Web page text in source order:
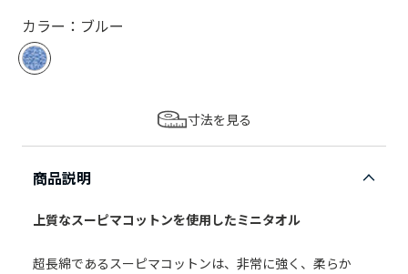
カラー：ブルー
寸法を見る
商品説明
上質なスーピマコットンを使用したミニタオル
超長綿であるスーピマコットンは、非常に強く、柔らか